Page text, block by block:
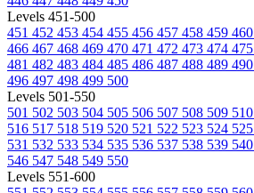
Levels 451-500
451 452 453 454 455 456 457 458 459 460
466 467 468 469 470 471 472 473 474 475
481 482 483 484 485 486 487 488 489 490
496 497 498 499 500
Levels 501-550
501 502 503 504 505 506 507 508 509 510
516 517 518 519 520 521 522 523 524 525
531 532 533 534 535 536 537 538 539 540
546 547 548 549 550
Levels 551-600